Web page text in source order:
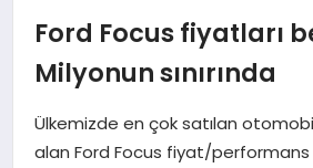
DÜNYA
EĞITIM
Ford Focus fiyatları
Milyonun sınırında
Ülkemizde en çok satılan
alan Ford Focus fiyat/